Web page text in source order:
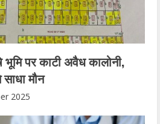
पर काटी अवैध कालोनी,
मौन
2025